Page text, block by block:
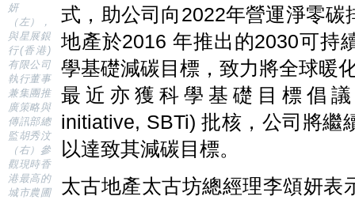
妍
（左），
與星展銀
行(香港)
有限公司
執行董事
兼集團推
廣策略與
傳訊部總
監胡秀汶
（右）參
觀現時香
港最高的
城市農圃
式，助公司向2022年營運淨零
地產於2016 年推出的2030可持
學基礎減碳目標，致力將全球暖
最近亦獲科學基礎目標倡議
initiative, SBTi) 批核，公司將繼
以達致其減碳目標。
太古地產太古坊總經理李頌妍表